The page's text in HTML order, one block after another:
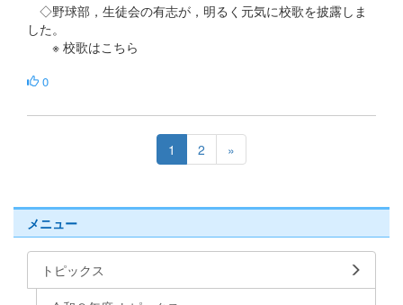
◇野球部，生徒会の有志が，明るく元気に校歌を披露しま
した。
※ 校歌はこちら
0
1 2 »
メニュー
トピックス